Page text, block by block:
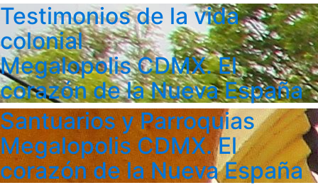
Testimonios de la vida
colonial
Megalopolis CDMX. El
corazón de la Nueva España
Santuarios y Parroquias
Megalopolis CDMX. El
corazón de la Nueva España